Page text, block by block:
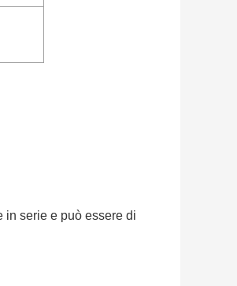
in serie e può essere di